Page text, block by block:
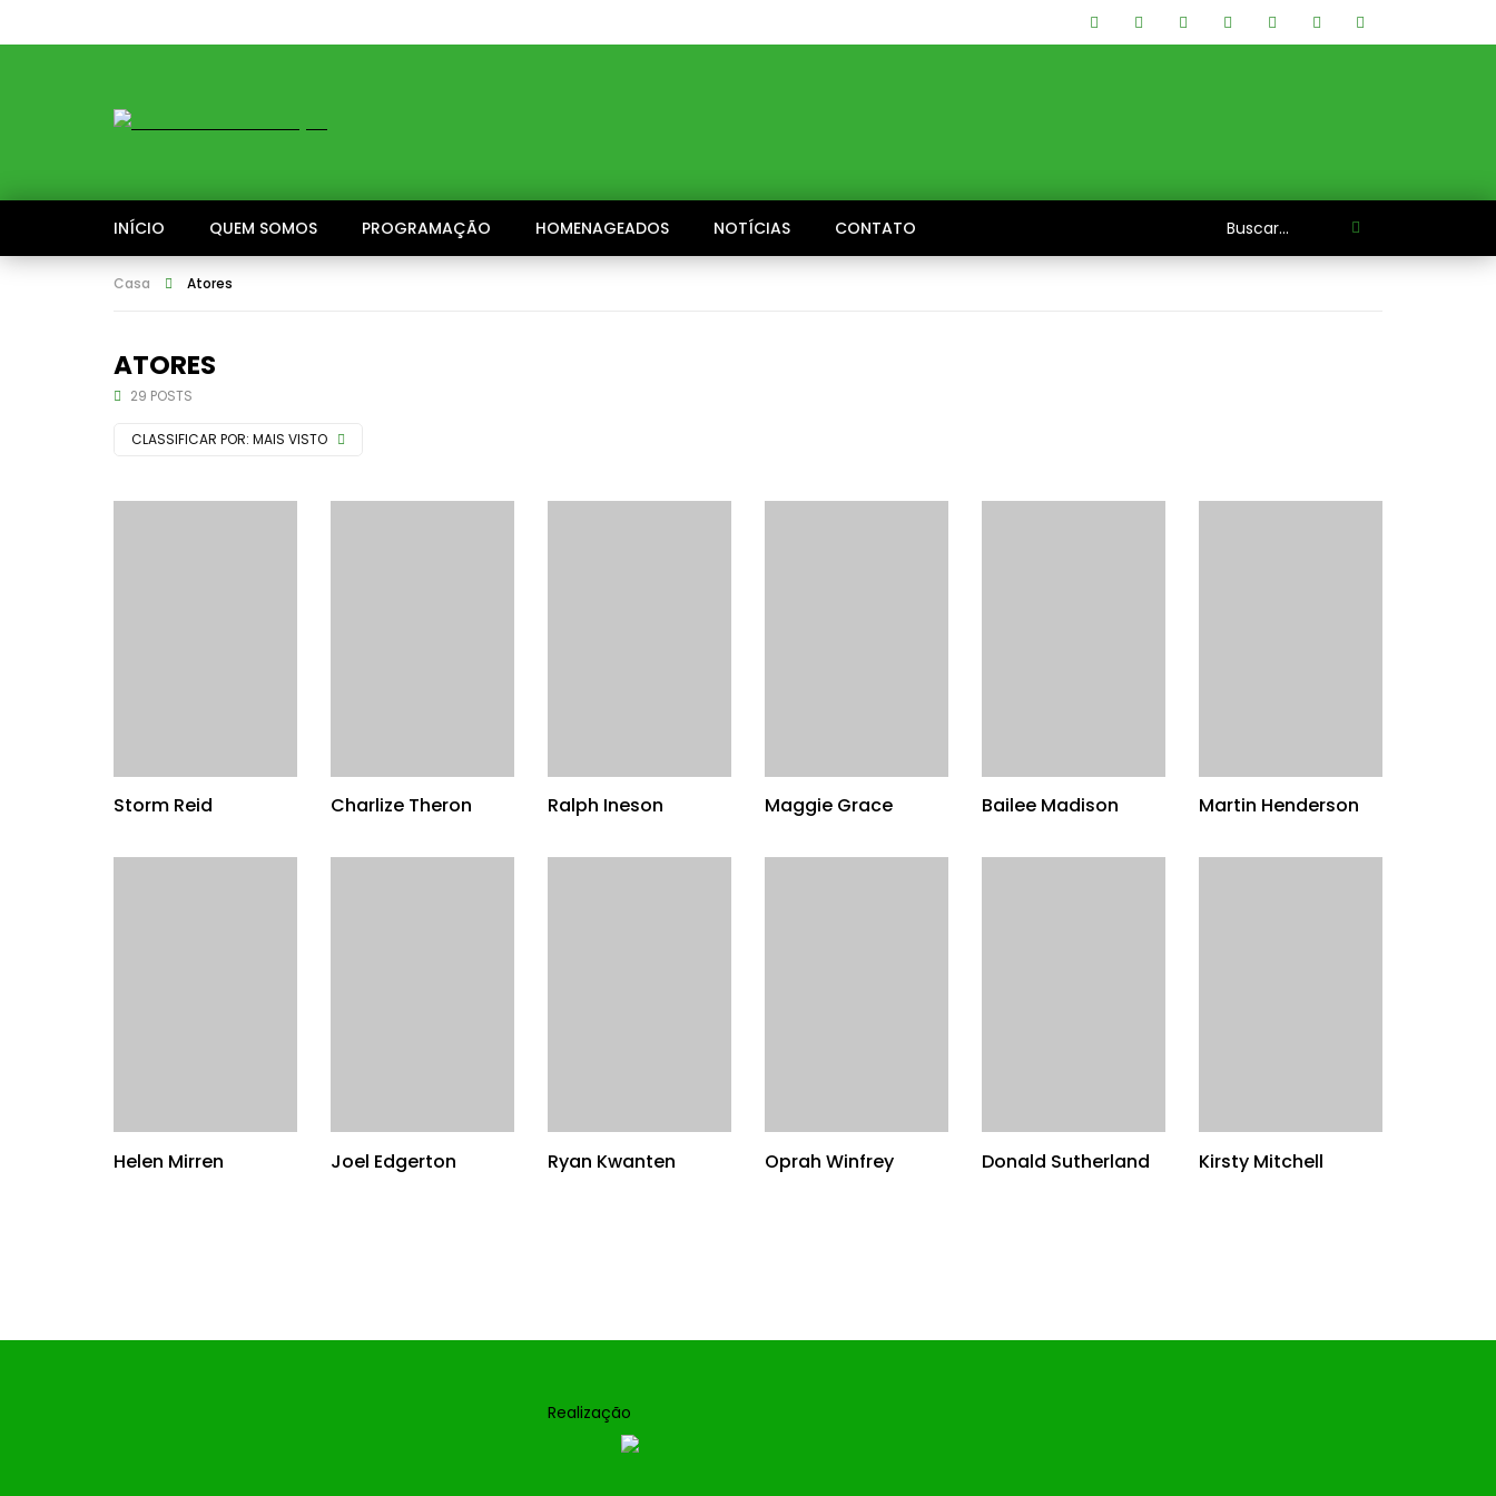
INÍCIO QUEM SOMOS PROGRAMAÇÃO HOMENAGEADOS NOTÍCIAS CONTATO
Casa Atores
ATORES
29 POSTS
CLASSIFICAR POR: MAIS VISTO
Storm Reid Charlize Theron Ralph Ineson Maggie Grace Bailee Madison Martin Henderson
Helen Mirren Joel Edgerton Ryan Kwanten Oprah Winfrey Donald Sutherland Kirsty Mitchell
Realização